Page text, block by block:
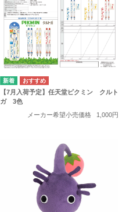
【7月入荷予定】任天堂ピクミン クルト
ガ 3色
メーカー希望小売価格
1,000円